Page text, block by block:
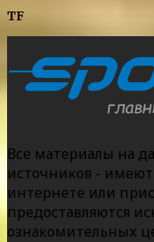
TF
Все материалы на
источников -
интернете или
предоставляются
ознакомительных